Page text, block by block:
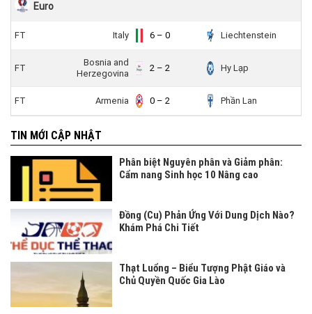
Euro
FT Italy 6 – 0 Liechtenstein
FT
Bosnia and
Herzegovina
2 – 2 Hy Lạp
FT Armenia 0 – 2 Phần Lan
TIN MỚI CẬP NHẬT
Phân biệt Nguyên phân và Giảm phân:
Cẩm nang Sinh học 10 Nâng cao
Đồng (Cu) Phản Ứng Với Dung Dịch Nào?
Khám Phá Chi Tiết
Thạt Luổng – Biểu Tượng Phật Giáo và
Chủ Quyền Quốc Gia Lào